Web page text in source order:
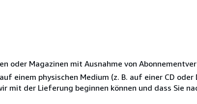
oder Magazinen mit Ausnahme von
einem physischen Medium (z. B. auf einer CD oder
mit der Lieferung beginnen können und dass Sie